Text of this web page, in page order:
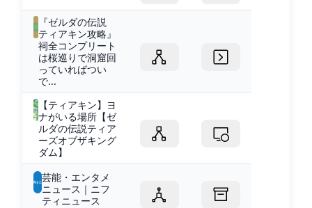
『ゼルダの伝説
ティアキン攻略』
祠全コンプリート
は桜巡りで洞窟回
っていればつい
で...
【ティアキン】ヨ
ナがいる場所【ゼ
ルダの伝説ティア
ーズオブザキング
ダム】
芸能・エンタメ
ニュース｜ニフ
ティニュース